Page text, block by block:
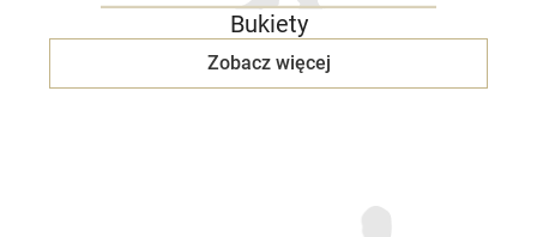
Bukiety
Zobacz więcej